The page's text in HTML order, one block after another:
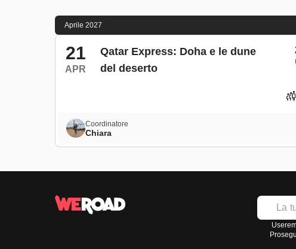
Aprile 2027
21
APR
Qatar Express: Doha e le dune
del deserto
Coordinatore
Chiara